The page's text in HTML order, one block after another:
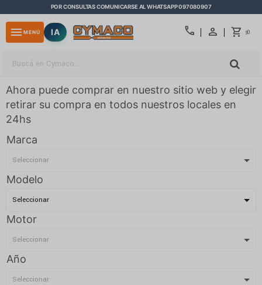
POR CONSULTAS COMUNICARSE AL WHATSAPP 097080907
call $0
menu MENÚ IA
Ahora puede comprar en nuestro sitio web y elegir
retirar su compra en todos nuestros locales en
24hs
Marca
Modelo
Motor
Año
close